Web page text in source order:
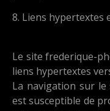
8. Liens hypertextes
Le site frederique-
liens hypertextes
La navigation sur
est susceptible de